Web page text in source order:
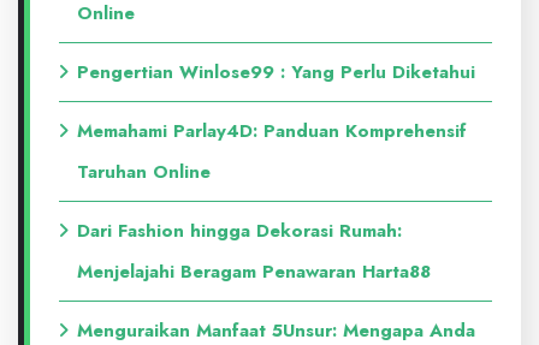
Online
Pengertian Winlose99 : Yang Perlu Diketahui
Memahami Parlay4D: Panduan Komprehensif
Taruhan Online
Dari Fashion hingga Dekorasi Rumah:
Menjelajahi Beragam Penawaran Harta88
Menguraikan Manfaat 5Unsur: Mengapa Anda